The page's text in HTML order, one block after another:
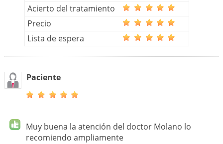
Acierto del tratamiento
Precio
Lista de espera
Paciente
Muy buena la atención del doctor Molano lo
recomiendo ampliamente